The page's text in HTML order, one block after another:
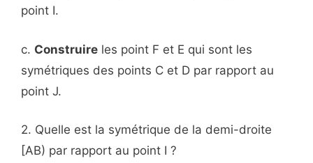
point I.
c. Construire les point F et E qui sont les
symétriques des points C et D par rapport au
point J.
2. Quelle est la symétrique de la demi-droite
[AB) par rapport au point I ?